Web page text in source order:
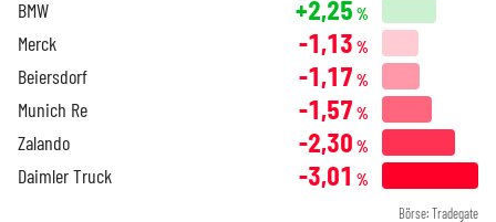
BMW +2,25 %
Merck -1,13 %
Beiersdorf -1,17 %
Munich Re -1,57 %
Zalando -2,30 %
Daimler Truck -3,01 %
Börse: Tradegate